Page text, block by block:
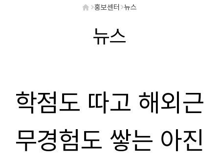
홍보센터 뉴스
뉴스
학점도 따고 해외근
무경험도 쌓는 아진